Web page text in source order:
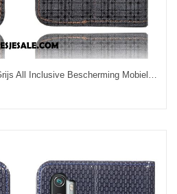
Xiaomi Mi Note 10 Hoesje Grijs All Inclusive Bescherming Mobiele Telefoon Mini Online